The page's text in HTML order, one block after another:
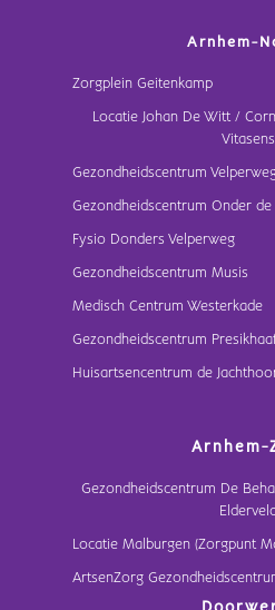
Arnhem-
Zorgplein Geitenkamp
Locatie Johan De Witt /
Gezondheidscentrum
Gezondheidscentrum Onder de
Fysio Donders Velperweg
Gezondheidscentrum Musis
Medisch Centrum Westerkade
Gezondheidscentrum
Huisartsencentrum de
Arnhem-
Gezondheidscentrum De
Locatie Malburgen (Zorgpunt
ArtsenZorg